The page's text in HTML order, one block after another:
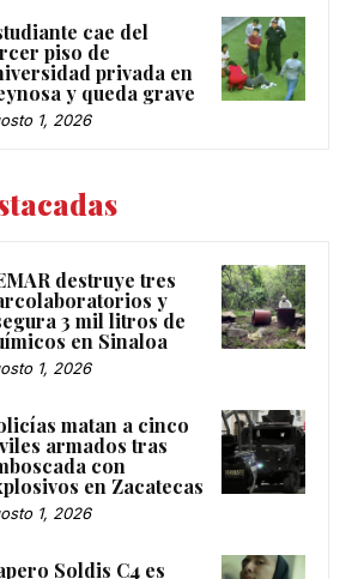
cae del
piso de
privada en
y queda grave
1, 2026
destruye tres
y
3 mil litros de
en Sinaloa
1, 2026
matan a cinco
armados tras
con
en Zacatecas
1, 2026
Soldis C4 es